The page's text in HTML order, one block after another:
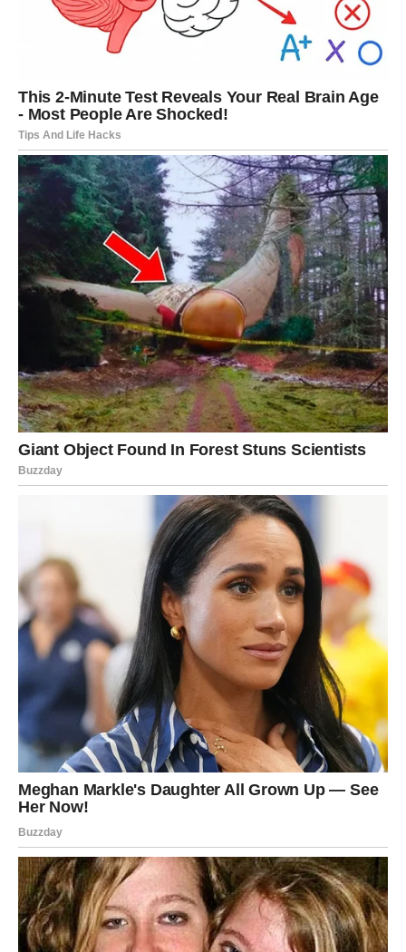
Nakon što je tijesto dovoljno stisnuto, treba ga prekriti
pamučnim ručnikom i ostaviti da se diže jedan sat na
glavni naglasak bit će usmjeren na spremnost punjenja.
Kako biste pripremili zaslađenu mliječnu smjesu, prvo
ulijte mlijeko u posudu, zagrijte ga i zatim dodajte šećer.
Miješajte smjesu dok se šećer potpuno ne otopi. Nakon
što je mlijeko zakuhalo, sve što trebate učiniti je isključiti
štednjak i pomiješati mak s obilnom količinom maslaca.
Koru limuna dobro sjediniti sa nadjevom i ostaviti da se
ohladi. Nakon što je tijesto dovoljno naraslo, moguće ga
je podijeliti na dva jednaka dijela. Nakon što izvadite
tijesto iz smjese, nastavite ga razvaljati u pravokutni
oblik, pazeći da dosegne debljinu od otprilike 3-5 mm.
Na tijesto ravnomjerno rasporediti nadjev, nastaviti sa
motanjem i na kraju kiflice složiti u podmazan pleh, jednu
do druge. Ostavite smjesu da odstoji na ugodnom i
toplom mjestu dodatnih 15 minuta. Prije pečenja po
površini ravnomjerno rasporedite umućeni žumanjak.
Kako bi smjesa dobila divnu zlatno smeđu nijansu, stavite
je u pećnicu zagrijanu na 180°C i pecite oko 35 minuta.
Gotovu štrudlu ostavite da se ohladi prije rezanja i
posluživanja. Ako više volite grožđice u nadjevu, koristan
prijedlog je da ih prethodno namočite u vodi kako biste
bili sigurni da omekšaju prije dodavanja.
Uživajte i maksimalno iskoristite vrijeme koje imate!
⋆ KNJIGA SA RECEPTIMA ⋆
Upiši svoj email i preuzmi BESPLATNU
knjigu s receptima! Uživaj u jednostavnim
i ukusnim jelima koja će osvojiti tvoje
najdraže.